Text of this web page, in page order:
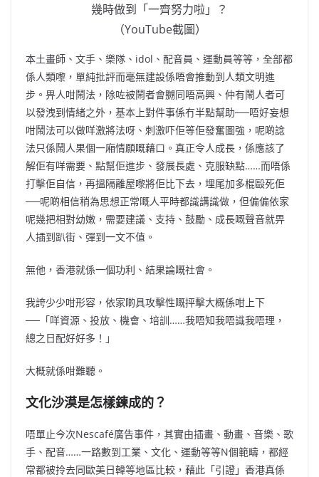
幾時做到「一齊努力啦」？
（YouTube截圖）
本土畫師、文手、樂隊、idol、配音員、運動員等等，全部都
係人類嚟，單純批評而毫無建設係唔會推動到人類文明進
步。畀人咁鬧法，除咗被鬧者會嬲同唔高興、仲有鬧人者可
以發洩到情緒之外，基本上對件事係冇半點幫助──唔好妄想
咁鬧法可以做咩激將法呀、刺激吓佢等佢發奮圖強，呢啲諗
法只係鬧人果個一廂情願嘅藉口。真正令人成長，係應該了
解佢有咩需要、點幫佢進步、發展長處、克服缺點……而唔係
打擊佢自信，再搵隔離屋嚟將佢比下去，埋尾加多棍毆死佢
──呢啲相信稍為思想正常嘅人平時都識講識做，但偏偏依家
呢幾把相對幼嫩，需要建議、支持、鼓勵、成長嘅聲音就畀
人插到趴街、彈到一文不值。
無他，香港就係一個功利、結果論嘅社會。
我誇少少咁形容，依家啲具攻擊性嘅抨擊大概係咁上下
──「咩資源、投放、機會、培訓……我唔知我唔識我唔理，
總之日配好好多！」
大概就係咁難聽。
文化沙漠是怎樣鍊成的？
唔單止今次Nescafé廣告事件，其實由插畫、動畫、音樂、歌
手、配音……一路數到工業、文化、運動等等N個範疇，都經
常都被拎去同歐美日韓等地區比較，藉此「引證」香港真係